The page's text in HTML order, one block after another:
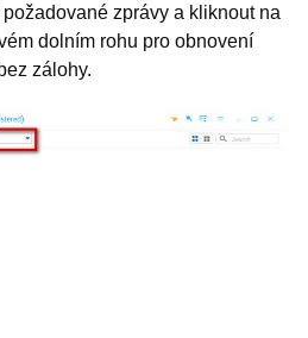
zprávy a kliknout na
dolním rohu pro obnovení
zálohy.